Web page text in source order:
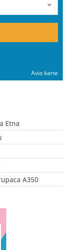
Avio karte
Etna
A350